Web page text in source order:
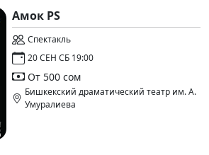
Амок PS
Спектакль
20 СЕН СБ 19:00
От 500 сом
Бишкекский драматический театр им. А.
Умуралиева